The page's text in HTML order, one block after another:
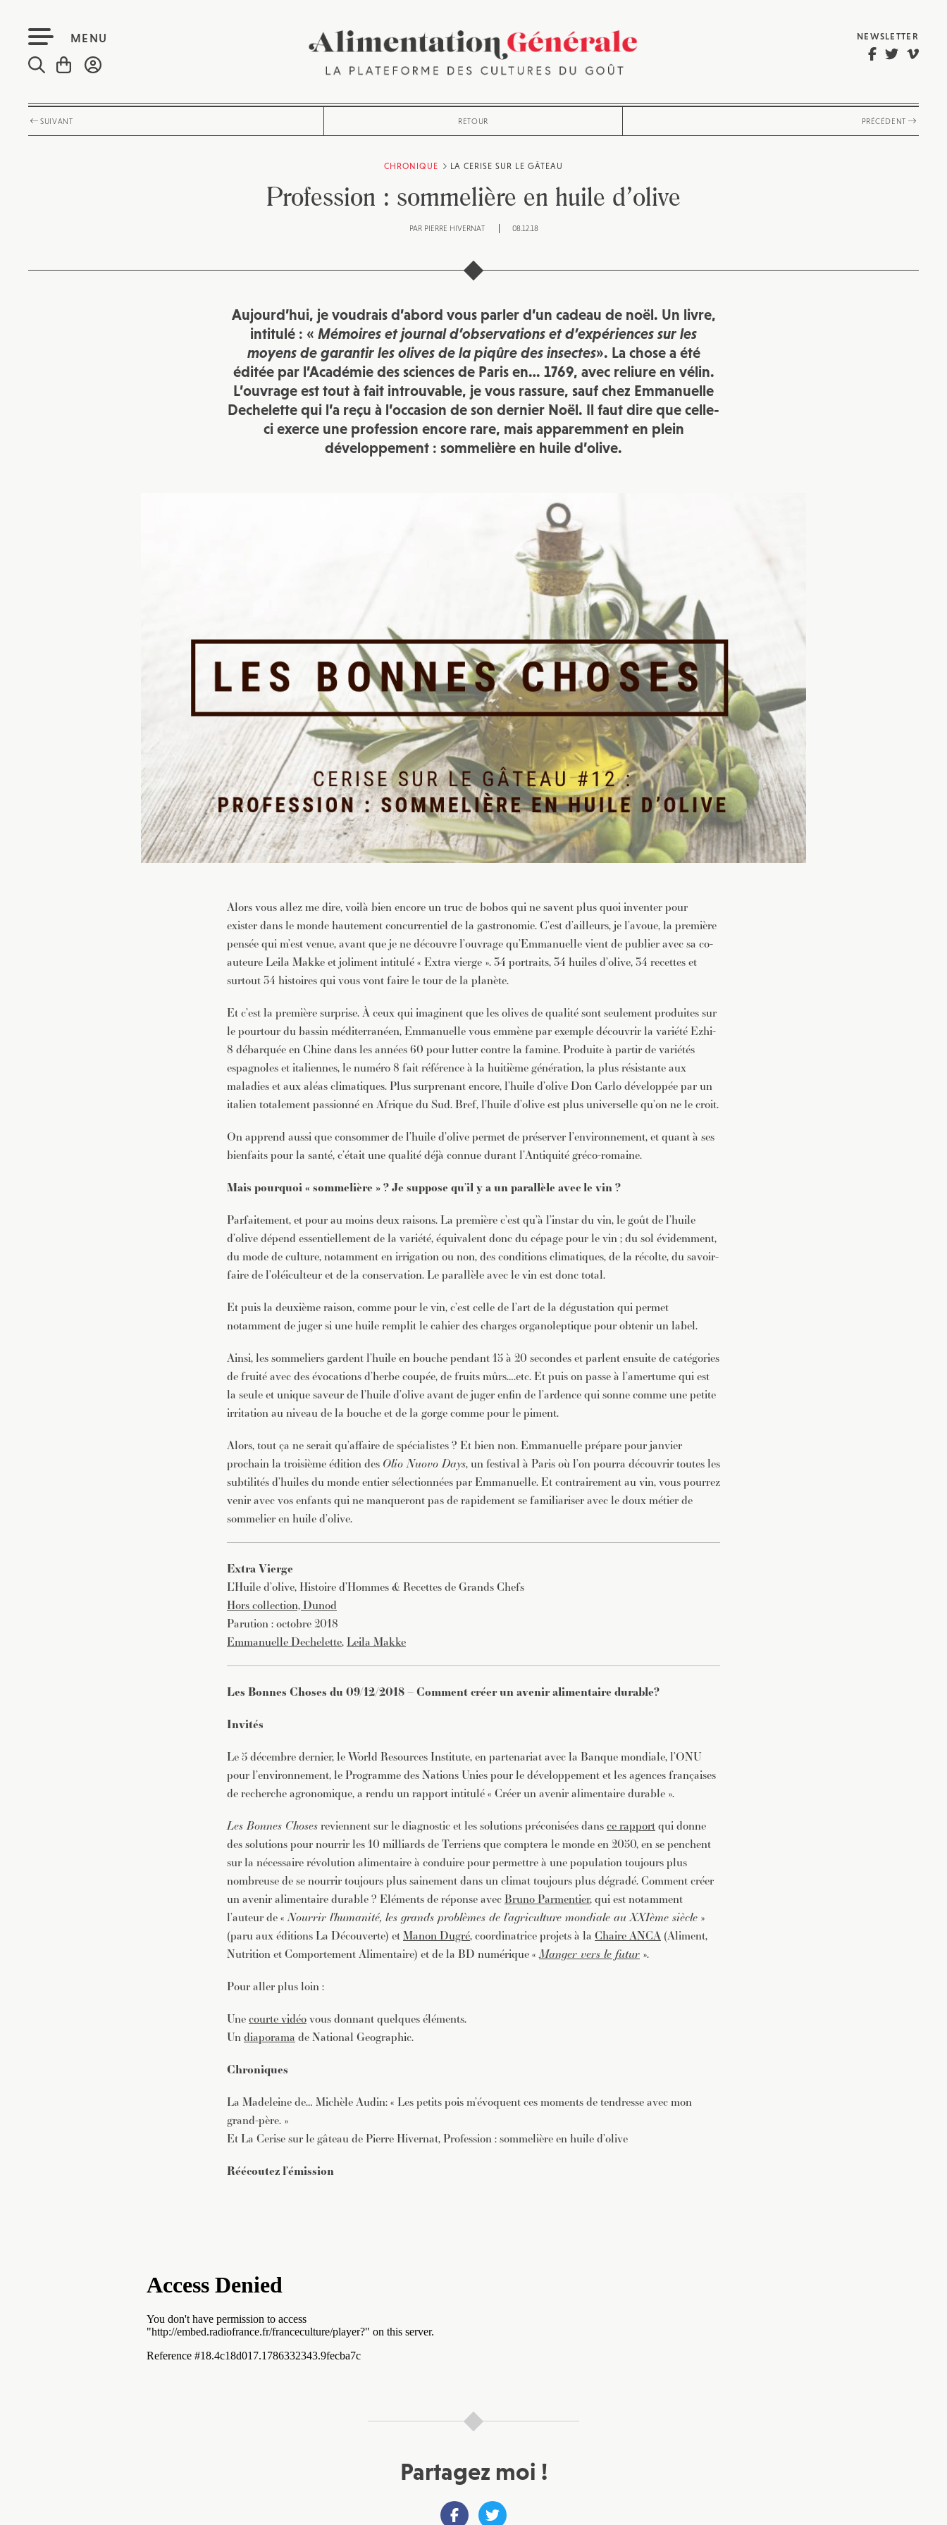
MENU NEWSLETTER
SUIVANT RETOUR PRÉCÉDENT
CHRONIQUE LA CERISE SUR LE GÂTEAU
Profession : sommelière en huile d’olive
PAR PIERRE HIVERNAT 08.12.18
Aujourd’hui, je voudrais d’abord vous parler d’un cadeau de noël. Un livre,
intitulé : « Mémoires et journal d’observations et d’expériences sur les
moyens de garantir les olives de la piqûre des insectes». La chose a été
éditée par l’Académie des sciences de Paris en… 1769, avec reliure en vélin.
L’ouvrage est tout à fait introuvable, je vous rassure, sauf chez Emmanuelle
Dechelette qui l’a reçu à l’occasion de son dernier Noël. Il faut dire que celle-
ci exerce une profession encore rare, mais apparemment en plein
développement : sommelière en huile d’olive.
Alors vous allez me dire, voilà bien encore un truc de bobos qui ne savent plus quoi inventer pour
exister dans le monde hautement concurrentiel de la gastronomie. C’est d’ailleurs, je l’avoue, la première
pensée qui m’est venue, avant que je ne découvre l’ouvrage qu’Emmanuelle vient de publier avec sa co-
auteure Leila Makke et joliment intitulé « Extra vierge ». 34 portraits, 34 huiles d’olive, 34 recettes et
surtout 34 histoires qui vous vont faire le tour de la planète.
Et c’est la première surprise. À ceux qui imaginent que les olives de qualité sont seulement produites sur
le pourtour du bassin méditerranéen, Emmanuelle vous emmène par exemple découvrir la variété Ezhi-
8 débarquée en Chine dans les années 60 pour lutter contre la famine. Produite à partir de variétés
espagnoles et italiennes, le numéro 8 fait référence à la huitième génération, la plus résistante aux
maladies et aux aléas climatiques. Plus surprenant encore, l’huile d’olive Don Carlo développée par un
italien totalement passionné en Afrique du Sud. Bref, l’huile d’olive est plus universelle qu’on ne le croit.
On apprend aussi que consommer de l’huile d’olive permet de préserver l’environnement, et quant à ses
bienfaits pour la santé, c’était une qualité déjà connue durant l’Antiquité gréco-romaine.
Mais pourquoi « sommelière » ? Je suppose qu’il y a un parallèle avec le vin ?
Parfaitement, et pour au moins deux raisons. La première c’est qu’à l’instar du vin, le goût de l’huile
d’olive dépend essentiellement de la variété, équivalent donc du cépage pour le vin ; du sol évidemment,
du mode de culture, notamment en irrigation ou non, des conditions climatiques, de la récolte, du savoir-
faire de l’oléiculteur et de la conservation. Le parallèle avec le vin est donc total.
Et puis la deuxième raison, comme pour le vin, c’est celle de l’art de la dégustation qui permet
notamment de juger si une huile remplit le cahier des charges organoleptique pour obtenir un label.
Ainsi, les sommeliers gardent l’huile en bouche pendant 15 à 20 secondes et parlent ensuite de catégories
de fruité avec des évocations d’herbe coupée, de fruits mûrs….etc. Et puis on passe à l’amertume qui est
la seule et unique saveur de l’huile d’olive avant de juger enfin de l’ardence qui sonne comme une petite
irritation au niveau de la bouche et de la gorge comme pour le piment.
Alors, tout ça ne serait qu’affaire de spécialistes ? Et bien non. Emmanuelle prépare pour janvier
prochain la troisième édition des Olio Nuovo Days, un festival à Paris où l’on pourra découvrir toutes les
subtilités d’huiles du monde entier sélectionnées par Emmanuelle. Et contrairement au vin, vous pourrez
venir avec vos enfants qui ne manqueront pas de rapidement se familiariser avec le doux métier de
sommelier en huile d’olive.
Extra Vierge
L’Huile d’olive, Histoire d’Hommes & Recettes de Grands Chefs
Hors collection, Dunod
Parution : octobre 2018
Emmanuelle Dechelette,Leila Makke
Les Bonnes Choses du 09/12/2018 – Comment créer un avenir alimentaire durable?
Invités
Le 5 décembre dernier, le World Resources Institute, en partenariat avec la Banque mondiale, l’ONU
pour l’environnement, le Programme des Nations Unies pour le développement et les agences françaises
de recherche agronomique, a rendu un rapport intitulé « Créer un avenir alimentaire durable ».
Les Bonnes Chosesreviennent sur le diagnostic et les solutions préconisées dansce rapportqui donne
des solutions pour nourrir les 10 milliards de Terriens que comptera le monde en 2050, en se penchent
sur la nécessaire révolution alimentaire à conduire pour permettre à une population toujours plus
nombreuse de se nourrir toujours plus sainement dans un climat toujours plus dégradé. Comment créer
un avenir alimentaire durable ? Eléments de réponse avecBruno Parmentier, qui est notamment
l’auteur de «Nourrir l’humanité, les grands problèmes de l’agriculture mondiale au XXIème siècle »
(paru aux éditions La Découverte) etManon Dugré, coordinatrice projets à la Chaire ANCA (Aliment,
Nutrition et Comportement Alimentaire) et de la BD numérique «Manger vers le futur ».
Pour aller plus loin :
Unecourte vidéovous donnant quelques éléments.
Undiaporama de National Geographic.
Chroniques
La Madeleine de… Michèle Audin: « Les petits pois m’évoquent ces moments de tendresse avec mon
grand-père. »
EtLa Cerise sur le gâteau de Pierre Hivernat, Profession : sommelière en huile d’olive
Réécoutez l’émission
Partagez moi !
JE M'INSCRIS À LA NEWSLETTER
Pour recevoir toutes les deux semaines notre lettre d’info avec une
sélection d’articles …